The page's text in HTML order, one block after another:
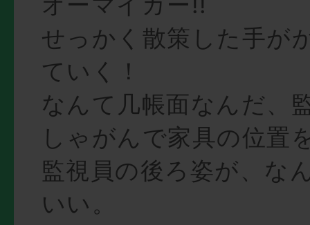
せっかく散策した手が
ていく！
なんて几帳面なんだ、
しゃがんで家具の位置
監視員の後ろ姿が、な
いい。